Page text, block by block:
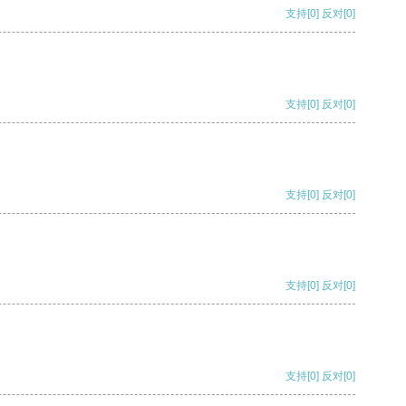
支持[0] 反对[0]
支持[0] 反对[0]
支持[0] 反对[0]
支持[0] 反对[0]
支持[0] 反对[0]